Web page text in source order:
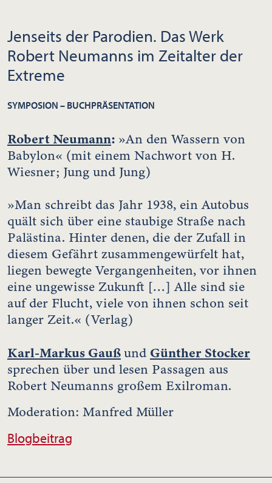
Jenseits der Parodien. Das Werk
Robert Neumanns im Zeitalter der
Extreme
SYMPOSION – BUCHPRÄSENTATION
Robert Neumann: »An den Wassern von
Babylon« (mit einem Nachwort von H.
Wiesner; Jung und Jung)
»Man schreibt das Jahr 1938, ein Autobus
quält sich über eine staubige Straße nach
Palästina. Hinter denen, die der Zufall in
diesem Gefährt zusammengewürfelt hat,
liegen bewegte Vergangenheiten, vor ihnen
eine ungewisse Zukunft […] Alle sind sie
auf der Flucht, viele von ihnen schon seit
langer Zeit.« (Verlag)
Karl-Markus Gaußund Günther Stocker
sprechen über und lesen Passagen aus
Robert Neumanns großem Exilroman.
Moderation: Manfred Müller
Blogbeitrag